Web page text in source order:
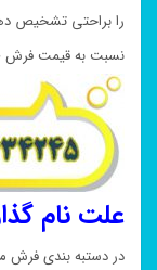
نسبت به قیمت فرش طرح ۷۰۰ براحتی
علت نام گذاری فرش
در دستبه بندی فرش